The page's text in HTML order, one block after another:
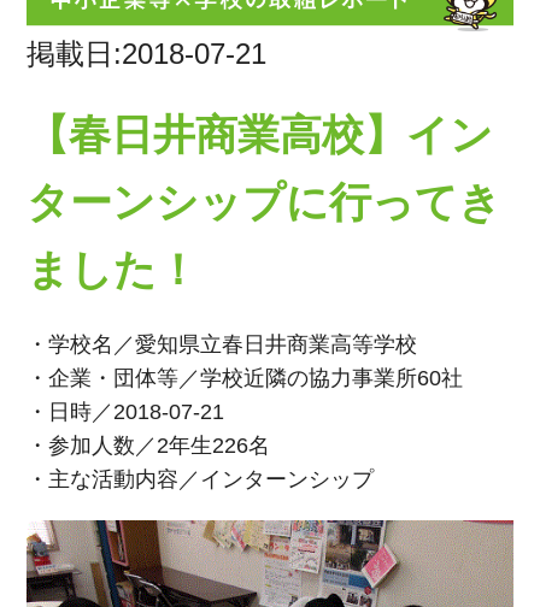
掲載日:2018-07-21
【春日井商業高校】イン
ターンシップに行ってき
ました！
・学校名／愛知県立春日井商業高等学校
・企業・団体等／学校近隣の協力事業所60社
・日時／2018-07-21
・参加人数／2年生226名
・主な活動内容／インターンシップ